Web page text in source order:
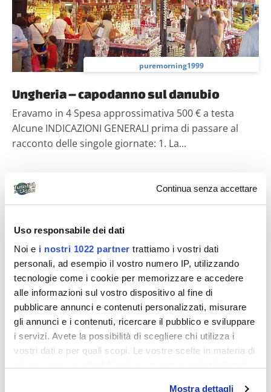
Continua senza accettare
Uso responsabile dei dati
Noi e i nostri 1022 partner trattiamo i vostri dati
personali, ad esempio il vostro numero IP, utilizzando
tecnologie come i cookie per memorizzare e accedere
alle informazioni sul vostro dispositivo al fine di
pubblicare annunci e contenuti personalizzati, misurare
gli annunci e i contenuti, ricercare il pubblico e sviluppare
i servizi. Avete la possibilità di scegliere chi utilizza i
vostri dati e per quali scopi. Le vostre scelte in materia di
Mostra dettagli
puremorning1999
Ungheria – capodanno sul danubio
Eravamo in 4 Spesa approssimativa 500 € a testa
Alcune INDICAZIONI GENERALI prima di passare al
racconto delle singole giornate: 1. La...
Diari di viaggio
maurizio47
Ungheria
UNGHERIA 2007 Appunti di viaggio di Maurizio Moroni
e Stefania Dantini Per la preparazione del viaggio ci si